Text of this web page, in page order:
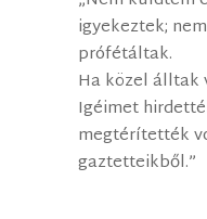
igyekeztek;
prófétáltak.
Ha közel álltak
Igéimet
megtérítették
gaztetteikből.”